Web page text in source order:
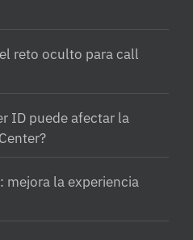
reto oculto para call
ID puede afectar la
mejora la experiencia